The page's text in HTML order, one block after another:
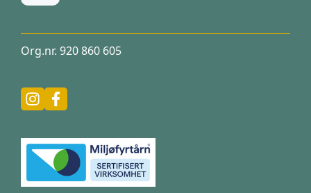
Org.nr. 920 860 605